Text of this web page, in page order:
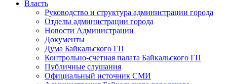
Власть
Руководство и структура администрации города
Отделы администрации города
Новости Администрации
Документы
Дума Байкальского ГП
Контрольно-счетная палата Байкальского ГП
Публичные слушания
Официальный источник СМИ